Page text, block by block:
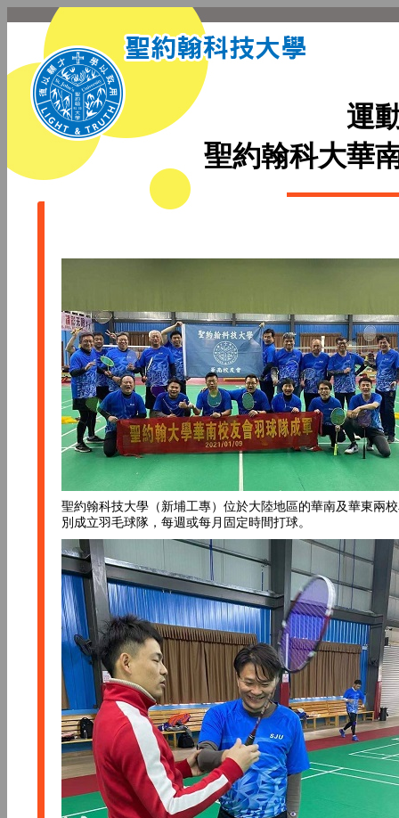
運
聖約翰科大華
聖約翰科技大學（新埔工專）位於大陸地區的華南及華東兩
別成立羽毛球隊，每週或每月固定時間打球。